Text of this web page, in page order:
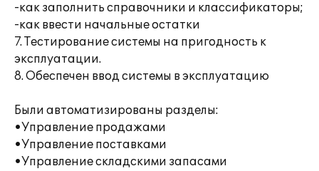
-как заполнить справочники и классификаторы;
-как ввести начальные остатки
7. Тестирование системы на пригодность к
эксплуатации.
8. Обеспечен ввод системы в эксплуатацию
Были автоматизированы разделы:
•Управление продажами
•Управление поставками
•Управление складскими запасами